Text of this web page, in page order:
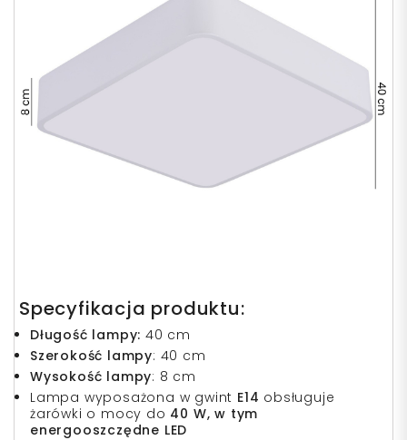
Specyfikacja produktu:
Długość lampy: 40 cm
Szerokość lampy: 40 cm
Wysokość lampy: 8 cm
Lampa wyposażona w gwint E14 obsługuje
żarówki o mocy do 40 W, w tym
energooszczędne LED